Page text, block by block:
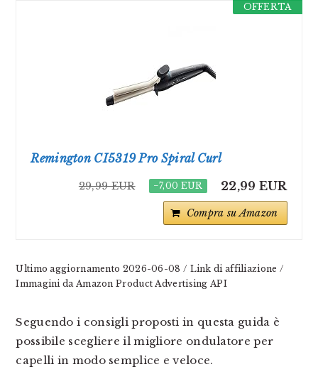
OFFERTA
Remington CI5319 Pro Spiral Curl
29,99 EUR −7,00 EUR 22,99 EUR
Compra su Amazon
Ultimo aggiornamento 2026-06-08 / Link di affiliazione /
Immagini da Amazon Product Advertising API
Seguendo i consigli proposti in questa guida è
possibile scegliere il migliore ondulatore per
capelli in modo semplice e veloce.